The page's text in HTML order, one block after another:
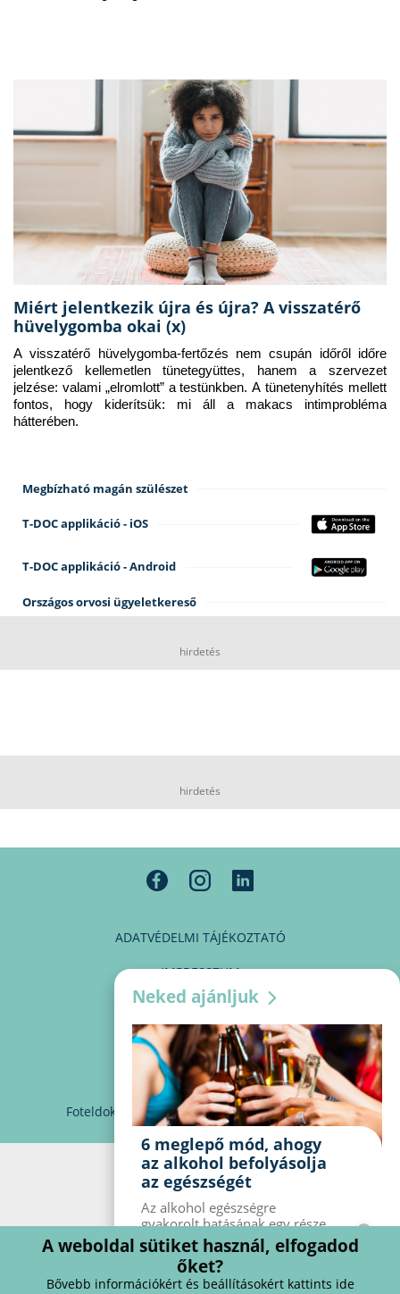
Miért jelentkezik újra és újra? A visszatérő
hüvelygomba okai (x)
A visszatérő hüvelygomba-fertőzés nem csupán időről időre
jelentkező kellemetlen tünetegyüttes, hanem a szervezet
jelzése: valami „elromlott” a testünkben. A tünetenyhítés mellett
fontos, hogy kiderítsük: mi áll a makacs intimprobléma
hátterében.
Megbízható magán szülészet
T-DOC applikáció - iOS
T-DOC applikáció - Android
Országos orvosi ügyeletkereső
hirdetés
hirdetés
ADATVÉDELMI TÁJÉKOZTATÓ
IMPRESSZUM
MÉDIAAJÁNLAT
PARTNEREINK
KAPCSOLAT
Foteldoki info@foteldoki.hu Süti beállítások
Neked ajánljuk
6 meglepő mód, ahogy
az alkohol befolyásolja
az egészségét
Az alkohol egészségre
gyakorolt ​​hatásának egy része
jól ismert, mások azonban
meglepők lehetnek. Van hat
kevésbé ismert hatás, amelyet
az alkohol gyakorol a
A weboldal sütiket használ, elfogadod
őket?
Bővebb információkért és beállításokért kattints ide